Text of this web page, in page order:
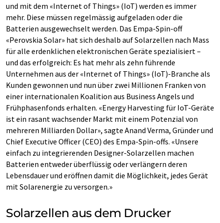
und mit dem «Internet of Things» (IoT) werden es immer
mehr. Diese müssen regelmässig aufgeladen oder die
Batterien ausgewechselt werden. Das Empa-Spin-off
«Perovskia Solar» hat sich deshalb auf Solarzellen nach Mass
für alle erdenklichen elektronischen Geräte spezialisiert –
und das erfolgreich: Es hat mehr als zehn führende
Unternehmen aus der «Internet of Things» (IoT)-Branche als
Kunden gewonnen und nun über zwei Millionen Franken von
einer internationalen Koalition aus Business Angels und
Frühphasenfonds erhalten. «Energy Harvesting für IoT-Geräte
ist ein rasant wachsender Markt mit einem Potenzial von
mehreren Milliarden Dollar», sagte Anand Verma, Gründer und
Chief Executive Officer (CEO) des Empa-Spin-offs. «Unsere
einfach zu integrierenden Designer-Solarzellen machen
Batterien entweder überflüssig oder verlängern deren
Lebensdauer und eröffnen damit die Möglichkeit, jedes Gerät
mit Solarenergie zu versorgen.»
Solarzellen aus dem Drucker